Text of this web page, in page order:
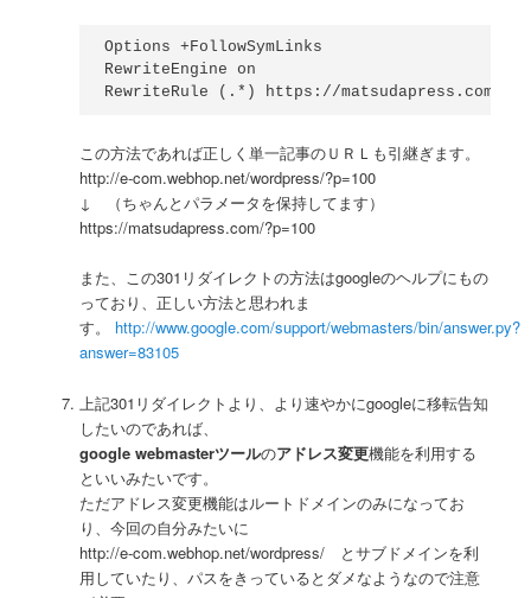
Options +FollowSymLinks
RewriteEngine on
RewriteRule (.*) https://matsudapress.com/$1
この方法であれば正しく単一記事のＵＲＬも引継ぎます。
http://e-com.webhop.net/wordpress/?p=100
↓ （ちゃんとパラメータを保持してます）
https://matsudapress.com/?p=100
また、この301リダイレクトの方法はgoogleのヘルプにもの
っており、正しい方法と思われま
す。 http://www.google.com/support/webmasters/bin/answer.py?
answer=83105
上記301リダイレクトより、より速やかにgoogleに移転告知
したいのであれば、
google webmasterツールのアドレス変更機能を利用する
といいみたいです。
ただアドレス変更機能はルートドメインのみになってお
り、今回の自分みたいに
http://e-com.webhop.net/wordpress/ とサブドメインを利
用していたり、パスをきっているとダメなようなので注意